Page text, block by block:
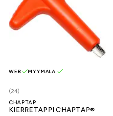
(24)
WEB MYYMÄLÄ
CHAPTAP
KIERRETAPPI CHAPTAP®